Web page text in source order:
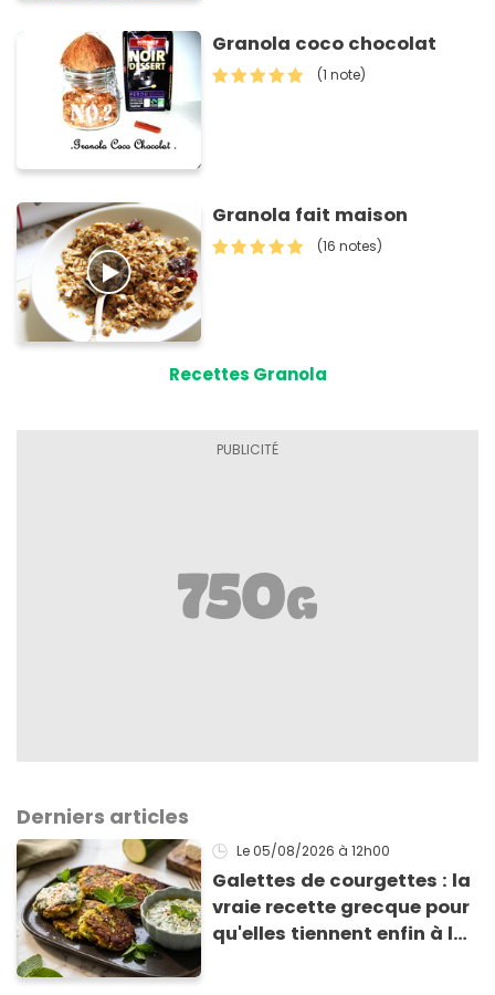
Granola coco chocolat
(1 note)
Granola fait maison
(16 notes)
Recettes Granola
Derniers articles
Le 05/08/2026 à 12h00
Galettes de courgettes : la
vraie recette grecque pour
qu'elles tiennent enfin à la